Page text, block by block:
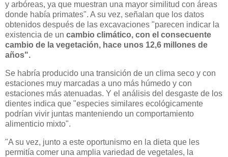
y arbóreas, ya que muestran una mayor similitud con áreas
donde había primates". A su vez, señalan que los datos
obtenidos después de las excavaciones "parecen indicar la
existencia de un cambio climático, con el consecuente
cambio de la vegetación, hace unos 12,6 millones de
años".
Se habría producido una transición de un clima seco y con
estaciones muy marcadas a uno más húmedo y con
estaciones más atenuadas. Y el análisis del desgaste de los
dientes indica que "especies similares ecológicamente
podrían vivir juntas manteniendo un comportamiento
alimenticio mixto".
"A su vez, junto a este oportunismo en la dieta que les
permitía comer una amplia variedad de vegetales, la